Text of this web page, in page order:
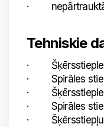
· nepārtrauktā
Tehniskie
· Šķērsstieples
· Spirāles
· Šķērsstieples
· Spirāles
· Šķērsstiepļu